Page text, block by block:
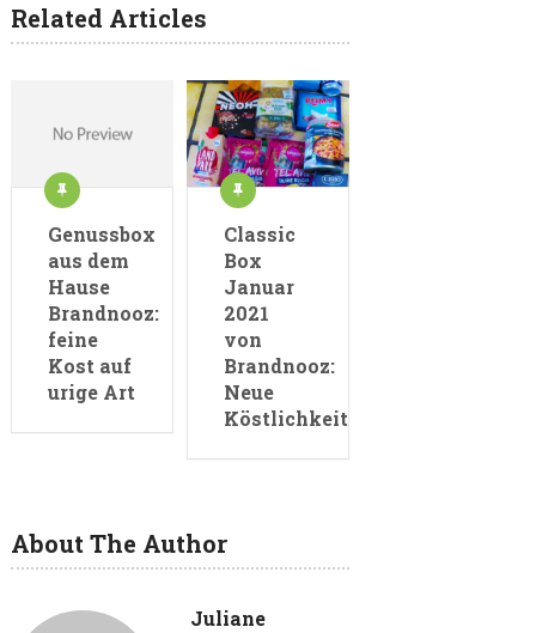
Related Articles
Genussbox
aus dem
Hause
Brandnooz:
feine
Kost auf
urige Art
Classic
Box
Januar
2021
von
Brandnooz:
Neue
Köstlichkeiten
About The Author
Juliane